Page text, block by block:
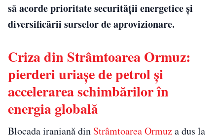
să acorde prioritate securității energetice și
diversificării surselor de aprovizionare.
Criza din Strâmtoarea Ormuz:
pierderi uriașe de petrol și
accelerarea schimbărilor în
energia globală
Blocada iraniană din Strâmtoarea Ormuza dus la